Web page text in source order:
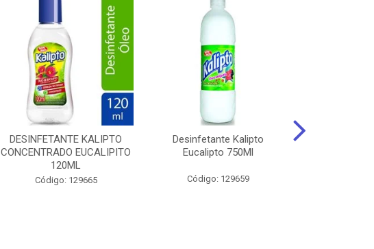
DESINFETANTE KALIPTO
CONCENTRADO EUCALIPITO
120ML
Código: 129665
Desinfetante Kalipto
Eucalipto 750Ml
Código: 129659